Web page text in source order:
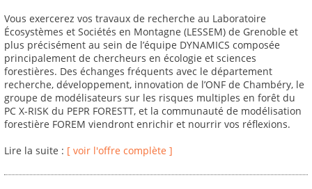
Vous exercerez vos travaux de recherche au Laboratoire
Écosystèmes et Sociétés en Montagne (LESSEM) de Grenoble et
plus précisément au sein de l’équipe DYNAMICS composée
principalement de chercheurs en écologie et sciences
forestières. Des échanges fréquents avec le département
recherche, développement, innovation de l’ONF de Chambéry, le
groupe de modélisateurs sur les risques multiples en forêt du
PC X-RISK du PEPR FORESTT, et la communauté de modélisation
forestière FOREM viendront enrichir et nourrir vos réflexions.
Lire la suite : [ voir l'offre complète ]